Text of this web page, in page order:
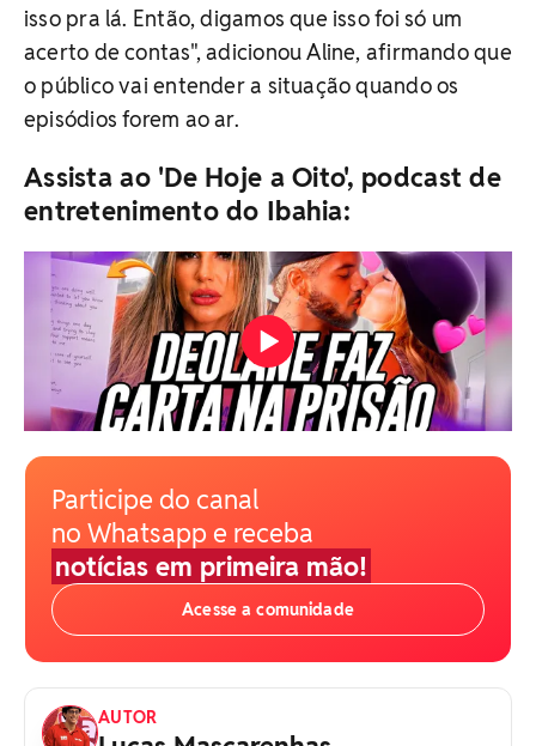
isso pra lá. Então, digamos que isso foi só um
acerto de contas", adicionou Aline, afirmando que
o público vai entender a situação quando os
episódios forem ao ar.
Assista ao 'De Hoje a Oito', podcast de
entretenimento do Ibahia:
Participe do canal
no Whatsapp e receba
notícias em primeira mão!
Acesse a comunidade
AUTOR